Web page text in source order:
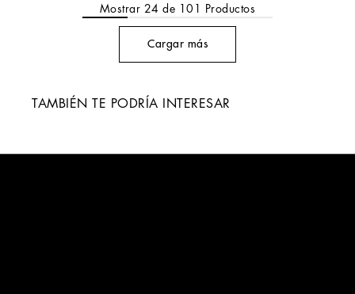
Mostrar 24 de 101 Productos
Cargar más
TAMBIÉN TE PODRÍA INTERESAR